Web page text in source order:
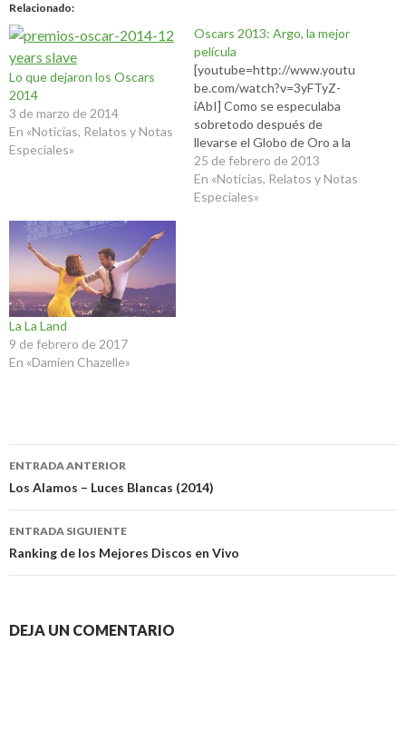
Relacionado
Lo que dejaron los Oscars
2014
3 de marzo de 2014
En «Noticias, Relatos y Notas
Especiales»
Oscars 2013: Argo, la mejor
película
[youtube=http://www.youtu
be.com/watch?v=3yFTyZ-
iAbI] Como se especulaba
sobretodo después de
llevarse el Globo de Oro a la
mejor película, Argo tenía
muchas chances de ganar la
estatuilla a la mejor película y
25 de febrero de 2013
En «Noticias, Relatos y Notas
Especiales»
La La Land
9 de febrero de 2017
En «Damien Chazelle»
Navegación
de
entradas
ENTRADA ANTERIOR
Los Alamos – Luces Blancas (2014)
ENTRADA SIGUIENTE
Ranking de los Mejores Discos en Vivo
DEJA UN COMENTARIO